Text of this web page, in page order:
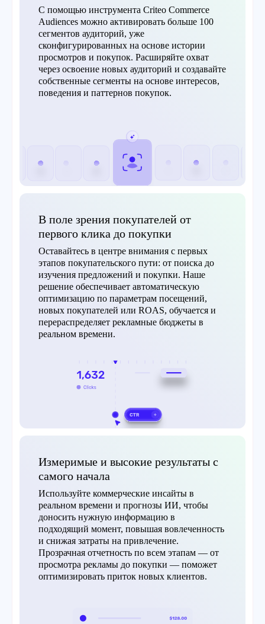
С помощью инструмента Criteo Commerce
Audiences можно активировать больше 100
сегментов аудиторий, уже
сконфигурированных на основе истории
просмотров и покупок. Расширяйте охват
через освоение новых аудиторий и создавайте
собственные сегменты на основе интересов,
поведения и паттернов покупок.
В поле зрения покупателей от
первого клика до покупки
Оставайтесь в центре внимания с первых
этапов покупательского пути: от поиска до
изучения предложений и покупки. Наше
решение обеспечивает автоматическую
оптимизацию по параметрам посещений,
новых покупателей или ROAS, обучается и
перераспределяет рекламные бюджеты в
реальном времени.
Измеримые и высокие результаты с
самого начала
Используйте коммерческие инсайты в
реальном времени и прогнозы ИИ, чтобы
доносить нужную информацию в
подходящий момент, повышая вовлеченность
и снижая затраты на привлечение.
Прозрачная отчетность по всем этапам — от
просмотра рекламы до покупки — поможет
оптимизировать приток новых клиентов.